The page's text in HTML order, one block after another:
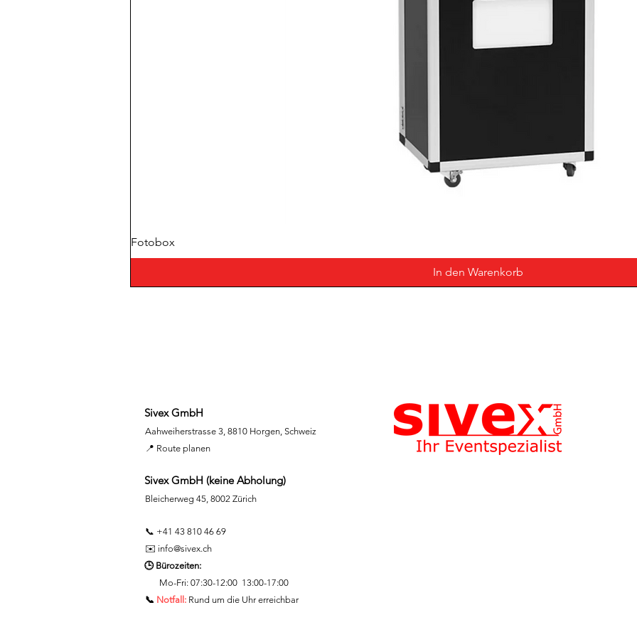
Fotobox
In den Warenkorb
Sivex GmbH
Aahweiherstrasse 3, 8810 Horgen, Schweiz
📍 Route planen
Sivex GmbH (keine Abholung)
Bleicherweg 45, 8002 Zürich
📞 +41 43 810 46 69
✉️ info@sivex.ch
🕒 Bürozeiten:
Mo-Fri: 07:30-12:00 13:00-17:00
📞 Notfall: Rund um die Uhr erreichbar​